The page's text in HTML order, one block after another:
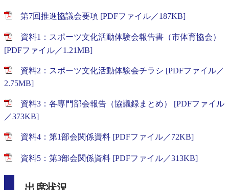
第7回推進協議会要項 [PDFファイル／187KB]
資料1：スポーツ文化活動体験会報告書（市体育協会）
[PDFファイル／1.21MB]
資料2：スポーツ文化活動体験会チラシ [PDFファイル／
2.75MB]
資料3：各専門部会報告（協議録まとめ） [PDFファイル
／373KB]
資料4：第1部会関係資料 [PDFファイル／72KB]
資料5：第3部会関係資料 [PDFファイル／313KB]